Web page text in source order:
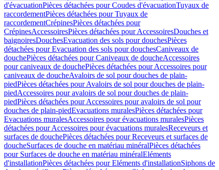
d'évacuationPièces détachées pour Coudes d'évacuationTuyaux de
raccordementPièces détachées pour Tuyaux de
raccordementCrépinesPièces détachées pour
CrépinesAccessoiresPièces détachées pour AccessoiresDouches et
baignoiresDouchesEvacuation des sols pour douchesPièces
détachées pour Evacuation des sols pour douchesCaniveaux de
douchePièces détachées pour Caniveaux de doucheAccessoires
pour caniveaux de douchePièces détachées pour Accessoires pour
caniveaux de doucheAvaloirs de sol pour douches de plain-
piedPièces détachées pour Avaloirs de sol pour douches de plain-
piedAccessoires pour avaloirs de sol pour douches de plain-
piedPièces détachées pour Accessoires pour avaloirs de sol pour
douches de plain-piedEvacuations muralesPièces détachées pour
Evacuations muralesAccessoires pour évacuations muralesPièces
détachées pour Accessoires pour évacuations muralesReceveurs et
surfaces de douchePièces détachées pour Receveurs et surfaces de
doucheSurfaces de douche en matériau minéralPièces détachées
pour Surfaces de douche en matériau minéralEléments
d'installationPièces détachées pour Eléments d'installationSiphons de